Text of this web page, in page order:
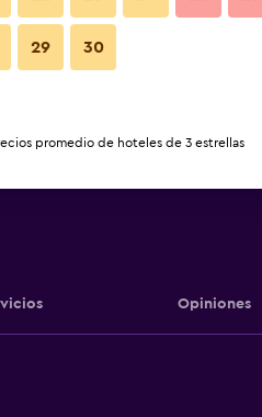
Fotos
Opiniones
29 30
promedio de hoteles de 3 estrellas